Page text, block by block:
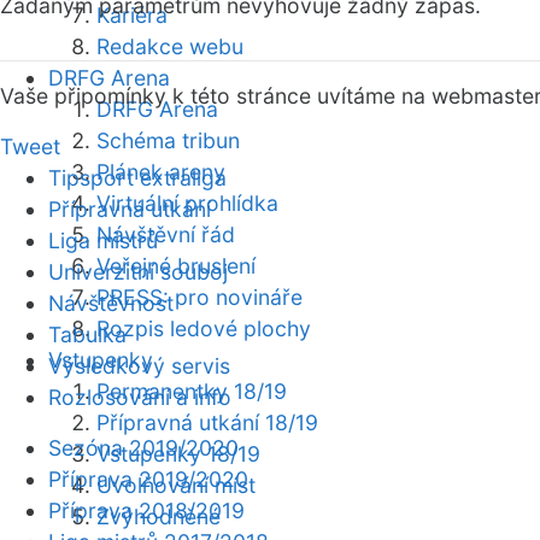
Kariéra
Redakce webu
DRFG Arena
DRFG Arena
Schéma tribun
Plánek areny
Virtuální prohlídka
Návštěvní řád
Veřejné bruslení
PRESS: pro novináře
Rozpis ledové plochy
Vstupenky
Permanentky 18/19
Přípravná utkání 18/19
Vstupenky 18/19
Uvolňování míst
Zvýhodněné
Zadaným parametrům nevyhovuje žádný zápas.
Vaše připomínky k této stránce uvítáme na webmaster
Tweet
Tipsport extraliga
Přípravná utkání
Liga mistrů
Univerzitní souboj
Návštěvnost
Tabulka
Výsledkový servis
Rozlosování a info
Sezóna 2019/2020
Příprava 2019/2020
Příprava 2018/2019